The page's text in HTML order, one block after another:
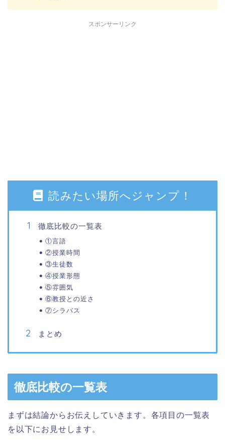
スポンサーリンク
読みたい場所へジャンプ！
徹底比較の一覧表
①言語
②授業時間
③生徒数
④授業形態
⑤雰囲気
⑥教授との近さ
⑦シラバス
まとめ
徹底比較の一覧表
まずは結論からお伝えしていきます。各項目の一覧表
を以下にお見せします。